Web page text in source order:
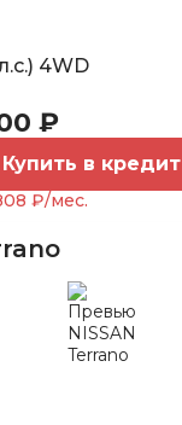
4WD
₽
Купить в кредит
₽/мес.